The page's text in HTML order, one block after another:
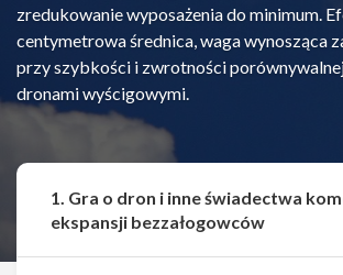
zredukowanie wyposażenia do minimum.
centymetrowa średnica, waga wynosząca
przy szybkości i zwrotności
dronami wyścigowymi.
1. Gra o dron i inne świadectwa
ekspansji bezzałogowców